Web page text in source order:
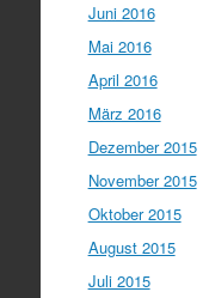
Juni 2016
Mai 2016
April 2016
März 2016
Dezember 2015
November 2015
Oktober 2015
August 2015
Juli 2015